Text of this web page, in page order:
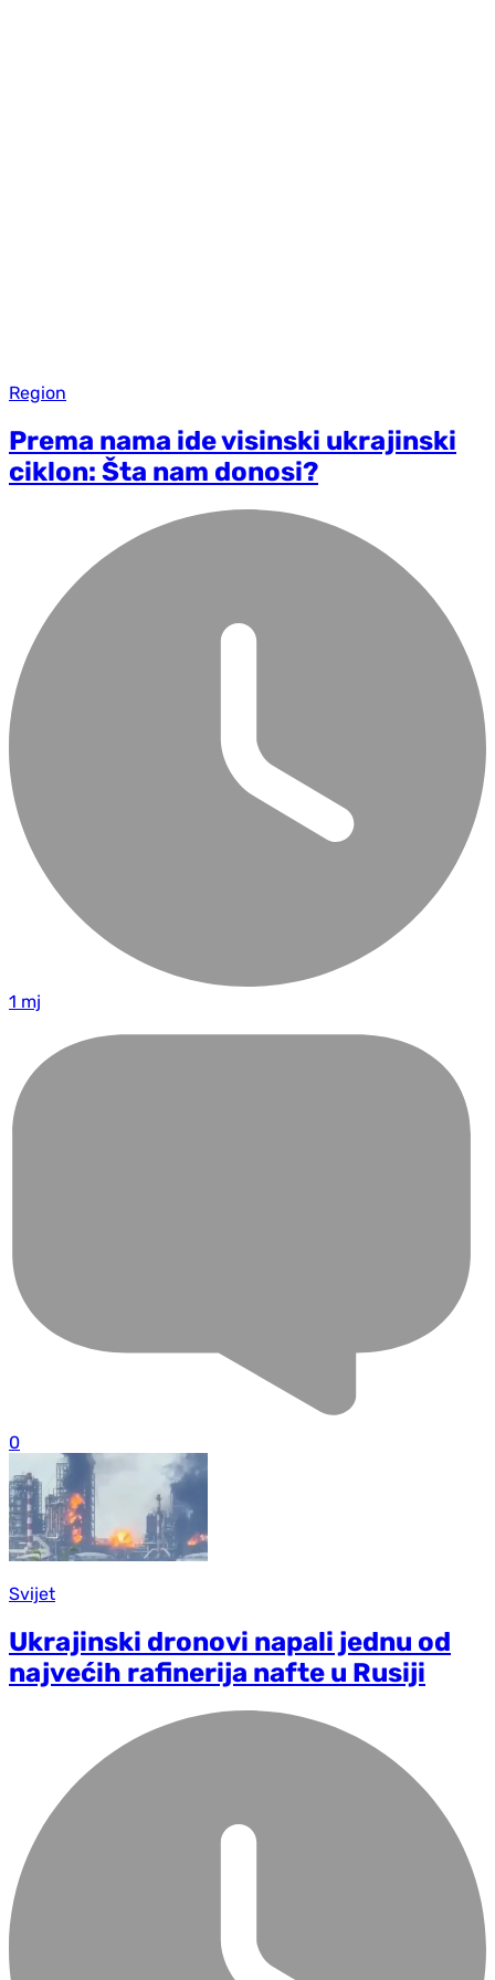
Region
Prema nama ide visinski ukrajinski
ciklon: Šta nam donosi?
1 mj
0
Svijet
Ukrajinski dronovi napali jednu od
najvećih rafinerija nafte u Rusiji